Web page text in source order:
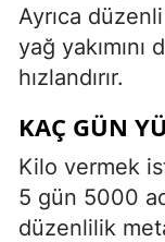
Ayrıca
yağ
hızlandırır.
KAÇ GÜN
Kilo vermek
5 gün 5000
düzenlilik